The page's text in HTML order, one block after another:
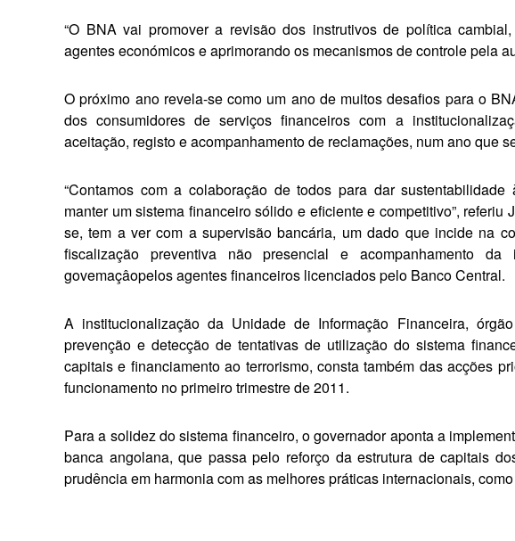
“O BNA vai promover a revisão dos instrutivos de política
agentes económicos e aprimorando os mecanismos de controle pela
O próximo ano revela-se como um ano de muitos desafios para o
dos consumidores de servi­ços financeiros com a
aceitação, registo e acompanha­mento de reclamações, num ano que
“Contamos com a colaboração de todos para dar
manter um sistema financeiro sólido e eficiente e competitivo”,
se, tem a ver com a supervisão bancá­ria, um dado que incide na
fisca­lização preventiva não presencial e acompanhamento
govemaçâope­los agentes financeiros licenciados pelo Banco Central.
A institucionalização da Unidade de Informação Financeira,
prevenção e detecção de tentativas de utilização do sistema
capitais e financiamento ao terro­rismo, consta também das acções
funcionamento no primeiro trimestre de 2011.
Para a solidez do sistema financei­ro, o governador aponta a
banca angolana, que passa pelo reforço da estrutura de capitais
prudência em harmonia com as melhores práticas internacionais,